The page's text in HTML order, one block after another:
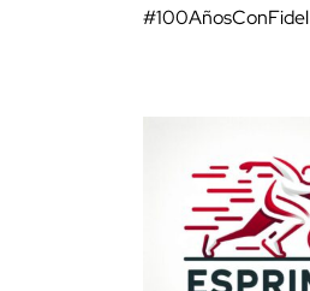
#100AñosConFidel